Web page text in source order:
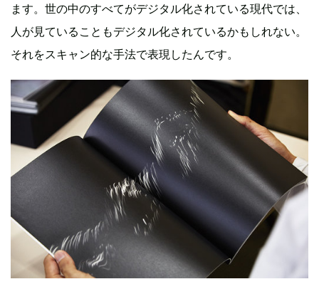
ます。世の中のすべてがデジタル化されている現代では、
人が見ていることもデジタル化されているかもしれない。
それをスキャン的な手法で表現したんです。